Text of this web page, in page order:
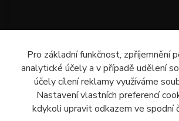
Pro základní funkčnost, zpříjemnění
analytické účely a v případě udělení
účely cílení reklamy využíváme
Nastavení vlastních preferencí
kdykoli upravit odkazem ve spodní